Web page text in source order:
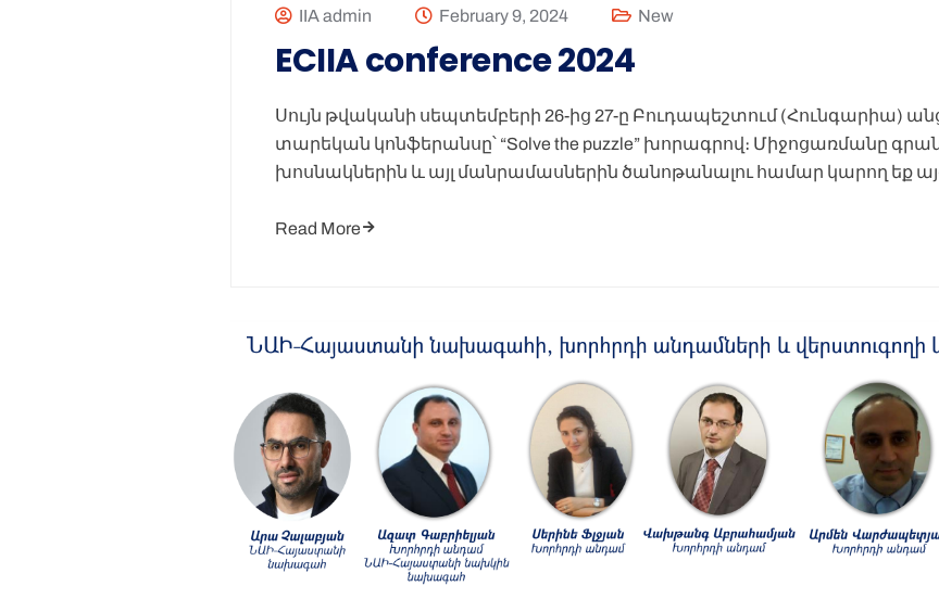
IIA admin February 9, 2024 New
ECIIA conference 2024
Սույն թվականի սեպտեմբերի 26-ից 27-ը Բուդապեշտում (Հունգարիա) անց
տարեկան կոնֆերանսը՝ “Solve the puzzle” խորագրով։ Միջոցառմանը
խոսնակներին և այլ մանրամասներին ծանոթանալու համար կարող եք
Read More